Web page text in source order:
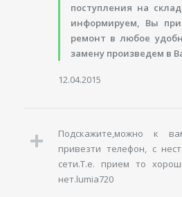
поступления на
информируем, Вы
ремонт в любое
замену произведем в
12.04.2015
Подскажите,можно к
привезти телефон, с
сети.Т.е. прием то
нет.lumia720